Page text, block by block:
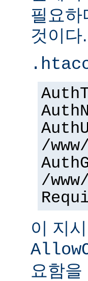
필요하
것이다.
/
/
이 지
요함을